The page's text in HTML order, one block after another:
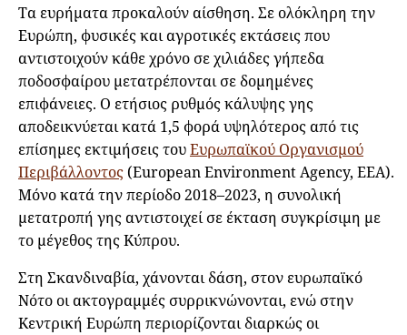
Τα ευρήματα προκαλούν αίσθηση. Σε ολόκληρη την
Ευρώπη, φυσικές και αγροτικές εκτάσεις που
αντιστοιχούν κάθε χρόνο σε χιλιάδες γήπεδα
ποδοσφαίρου μετατρέπονται σε δομημένες
επιφάνειες. Ο ετήσιος ρυθμός κάλυψης γης
αποδεικνύεται κατά 1,5 φορά υψηλότερος από τις
επίσημες εκτιμήσεις τουΕυρωπαϊκού Οργανισμού
Περιβάλλοντος (European Environment Agency, EEA).
Μόνο κατά την περίοδο 2018–2023, η συνολική
μετατροπή γης αντιστοιχεί σε έκταση συγκρίσιμη με
το μέγεθος της Κύπρου.
Στη Σκανδιναβία, χάνονται δάση, στον ευρωπαϊκό
Νότο οι ακτογραμμές συρρικνώνονται, ενώ στην
Κεντρική Ευρώπη περιορίζονται διαρκώς οι